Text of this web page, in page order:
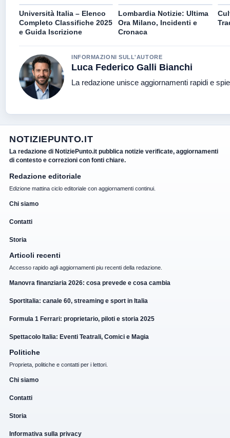
Università Italia – Elenco
Completo Classifiche 2025
e Guida Iscrizione
Lombardia Notizie: Ultima
Ora Milano, Incidenti e
Cronaca
INFORMAZIONI SULL'AUTORE
Luca Federico Galli Bianchi
La redazione unisce aggiornamenti rapidi e
NOTIZIEPUNTO.IT
La redazione di NotiziePunto.it pubblica notizie verificate, aggiornamenti
di contesto e correzioni con fonti chiare.
Redazione editoriale
Edizione mattina ciclo editoriale con aggiornamenti continui.
Chi siamo
Contatti
Storia
Articoli recenti
Accesso rapido agli aggiornamenti piu recenti della redazione.
Manovra finanziaria 2026: cosa prevede e cosa cambia
Sportitalia: canale 60, streaming e sport in Italia
Formula 1 Ferrari: proprietario, piloti e storia 2025
Spettacolo Italia: Eventi Teatrali, Comici e Magia
Politiche
Proprieta, politiche e contatti per i lettori.
Chi siamo
Contatti
Storia
Informativa sulla privacy